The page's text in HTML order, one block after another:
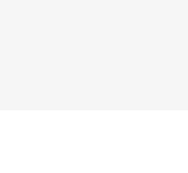
під час гальмування на
винятковому